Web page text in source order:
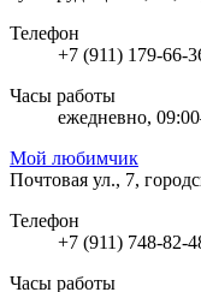
Телефон
+7 (911) 179-66-
Часы работы
ежедневно,
Мой любимчик
Почтовая ул., 7,
Телефон
+7 (911) 748-82-
Часы работы